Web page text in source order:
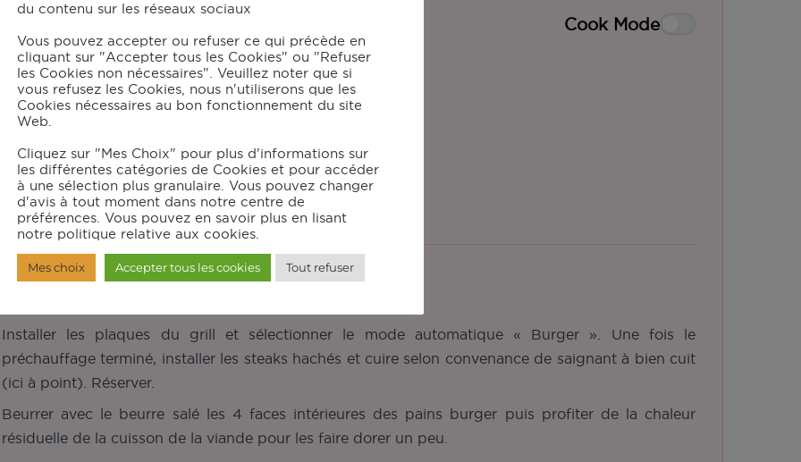
Cook Mode
steaks hachés de bœuf
pains burger aux céréales
du Boursin® ail et fines herbes
poire(mûre et sucrée)
oignon
des graines germées de choux et de radis
du beurre salé
de l'huile d'olive
Installer les plaques du grill et sélectionner le mode automatique « Burger ». Une fois le
préchauffage terminé, installer les steaks hachés et cuire selon convenance de saignant à bien cuit
(ici à point). Réserver.
Beurrer avec le beurre salé les 4 faces intérieures des pains burger puis profiter de la chaleur
résiduelle de la cuisson de la viande pour les faire dorer un peu.
du contenu sur les réseaux sociaux
Vous pouvez accepter ou refuser ce qui précède en
cliquant sur "Accepter tous les Cookies" ou "Refuser
les Cookies non nécessaires". Veuillez noter que si
vous refusez les Cookies, nous n'utiliserons que les
Cookies nécessaires au bon fonctionnement du site
Web.
Cliquez sur "Mes Choix" pour plus d'informations sur
les différentes catégories de Cookies et pour accéder
à une sélection plus granulaire. Vous pouvez changer
d'avis à tout moment dans notre centre de
préférences. Vous pouvez en savoir plus en lisant
notre politique relative aux cookies.
Mes choix Accepter tous les cookies Tout refuser